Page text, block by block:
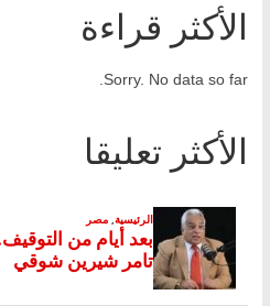
الأكثر قراءة
Sorry. No data so far.
الأكثر تعليقا